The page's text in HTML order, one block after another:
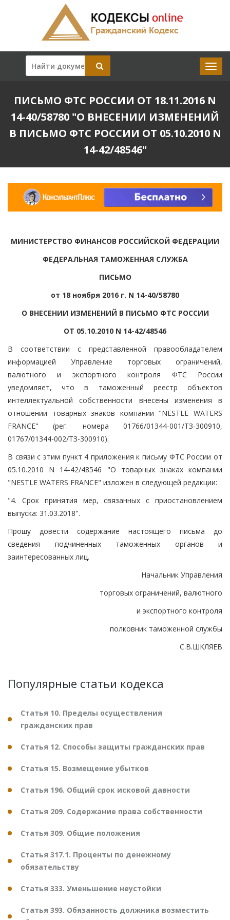
ПИСЬМО ФТС РОССИИ ОТ 18.11.2016 N
14-40/58780 "О ВНЕСЕНИИ ИЗМЕНЕНИЙ
В ПИСЬМО ФТС РОССИИ ОТ 05.10.2010 N
14-42/48546"
МИНИСТЕРСТВО ФИНАНСОВ РОССИЙСКОЙ ФЕДЕРАЦИИ
ФЕДЕРАЛЬНАЯ ТАМОЖЕННАЯ СЛУЖБА
ПИСЬМО
от 18 ноября 2016 г. N 14-40/58780
О ВНЕСЕНИИ ИЗМЕНЕНИЙ В ПИСЬМО ФТС РОССИИ
ОТ 05.10.2010 N 14-42/48546
В соответствии с представленной правообладателем
информацией Управление торговых ограничений,
валютного и экспортного контроля ФТС России
уведомляет, что в таможенный реестр объектов
интеллектуальной собственности внесены изменения в
отношении товарных знаков компании "NESTLE WATERS
FRANCE" (рег. номера 01766/01344-001/ТЗ-300910,
01767/01344-002/ТЗ-300910).
В связи с этим пункт 4 приложения к письму ФТС России от
05.10.2010 N 14-42/48546 "О товарных знаках компании
"NESTLE WATERS FRANCE" изложен в следующей редакции:
"4. Срок принятия мер, связанных с приостановлением
выпуска: 31.03.2018".
Прошу довести содержание настоящего письма до
сведения подчиненных таможенных органов и
заинтересованных лиц.
Начальник Управления
торговых ограничений, валютного
и экспортного контроля
полковник таможенной службы
С.В.ШКЛЯЕВ
Популярные статьи кодекса
Статья 10. Пределы осуществления
гражданских прав
Статья 12. Способы защиты гражданских прав
Статья 15. Возмещение убытков
Статья 196. Общий срок исковой давности
Статья 209. Содержание права собственности
Статья 309. Общие положения
Статья 317.1. Проценты по денежному
обязательству
Статья 333. Уменьшение неустойки
Статья 393. Обязанность должника возместить